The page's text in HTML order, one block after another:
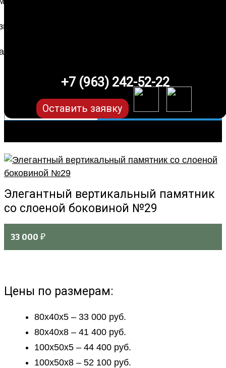
+7 (963) 242-52-22
Оставить заявку
Элегантный вертикальный памятник
со слоеной боковиной №29
33 000 ₽
Цены по размерам:
80х40х5 – 33 000 руб.
80х40х8 – 41 400 руб.
100х50х5 – 44 400 руб.
100х50х8 – 52 100 руб.